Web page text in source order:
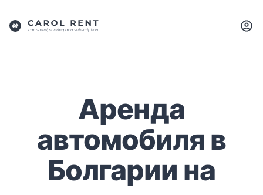
Аренда
автомобиля в
Болгарии на